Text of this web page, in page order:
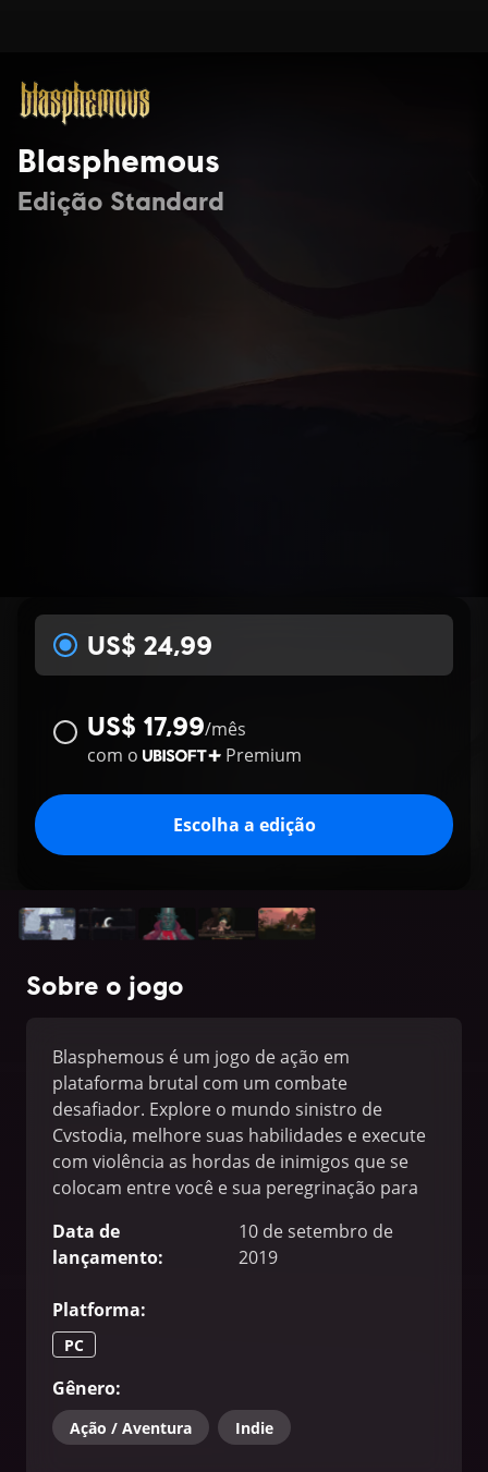
Blasphemous
Edição Standard
US$ 24,99
US$ 17,99/mês
com o
Premium
Escolha a edição
Sobre o jogo
Blasphemous é um jogo de ação em
plataforma brutal com um combate
desafiador. Explore o mundo sinistro de
Cvstodia, melhore suas habilidades e execute
com violência as hordas de inimigos que se
colocam entre você e sua peregrinação para
Data de
lançamento:
10 de setembro de
2019
Platforma:
PC
Gênero:
Ação / Aventura Indie